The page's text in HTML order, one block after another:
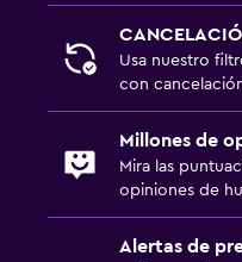
Usa nuestro
con
Millones de
Mira las
opiniones de
Alertas de